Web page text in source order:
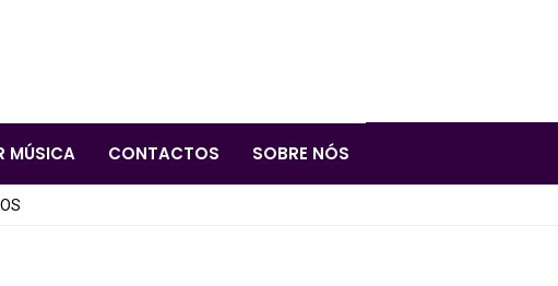
MÚSICA CONTACTOS SOBRE NÓS